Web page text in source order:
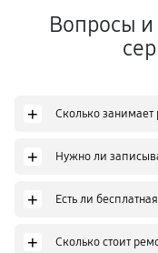
Вопросы и
+ Сколько занимает
+ Нужно ли
+ Есть ли
+ Сколько стоит